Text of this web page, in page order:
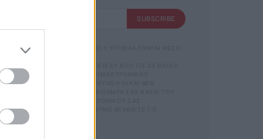
SUBSCRIBE
ΤΩΝ ΔΕΔΟΜΕΝΩΝ ΠΟΥ ΥΠΟΒΑΛΛΟΝΤΑΙ ΜΕΣΩ
ΜΕ ΤΗΝ ΠΑΡΟΎΣΑ ΔΙΕΎΘΥΝΣΗ ΗΛΕΚΤΡΟΝΙΚΟΎ
ΗΛΕΚΤΡΟΝΙΚΉ ΔΙΕΎΘΥΝΣΗ Ή/ΚΑΙ ΔΕΝ ΕΠ
ΝΑ ΑΣΚΉΣΕΤΕ ΤΑ ΔΙΚΑΙΏΜΑΤΆ ΣΑΣ ΒΆΣΕΙ ΤΟΥ ΆΡΘ
ΛΆΘΟΣ, ΠΑΡΑΚΑΛΟΎΜΕ ΔΕΧΘΕΊΤΕ ΤΙΣ ΑΠΟΛ
ΤΟΥ
ΣΕ Π
ΤΑ
ΣΑΣ